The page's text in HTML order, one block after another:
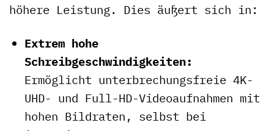
höhere Leistung. Dies äußert sich in:
Extrem hohe
Schreibgeschwindigkeiten:
Ermöglicht unterbrechungsfreie 4K-
UHD- und Full-HD-Videoaufnahmen mit
hohen Bildraten, selbst bei